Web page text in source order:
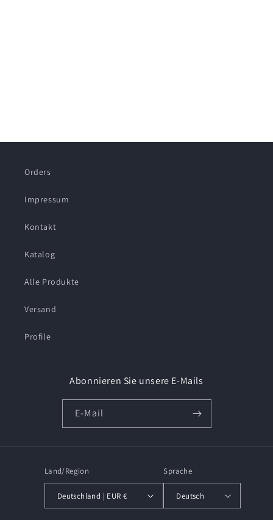
Orders
Impressum
Kontakt
Katalog
Alle Produkte
Versand
Profile
Abonnieren Sie unsere E-Mails
E-Mail
Land/Region
Deutschland | EUR €
Sprache
Deutsch